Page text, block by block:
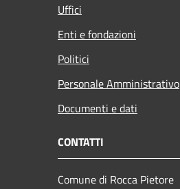
Uffici
Enti e fondazioni
Politici
Personale Amministrativo
Documenti e dati
CONTATTI
Comune di Rocca Pietore